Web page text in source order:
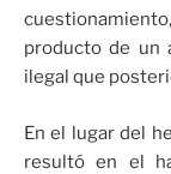
producto de un
ilegal que
En el lugar del
resultó en el